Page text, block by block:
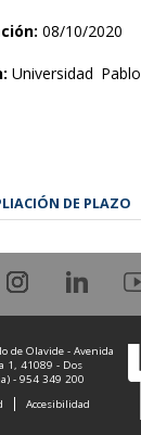
08/10/2020
Universidad Pablo
DE PLAZO
de Olavide - Avenida
1, 41089 - Dos
- 954 349 200
Accesibilidad